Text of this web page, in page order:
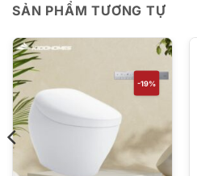
SẢN PHẨM TƯƠNG TỰ
-19%